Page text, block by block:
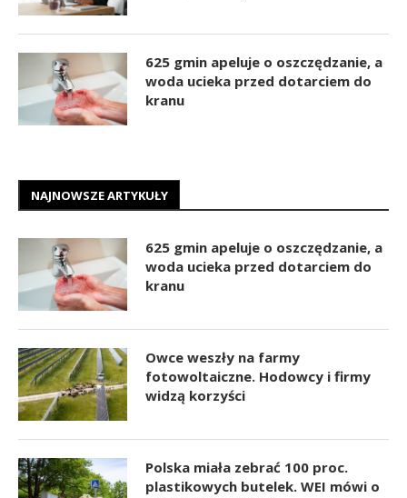
625 gmin apeluje o oszczędzanie, a
woda ucieka przed dotarciem do
kranu
NAJNOWSZE ARTYKUŁY
625 gmin apeluje o oszczędzanie, a
woda ucieka przed dotarciem do
kranu
Owce weszły na farmy
fotowoltaiczne. Hodowcy i firmy
widzą korzyści
Polska miała zebrać 100 proc.
plastikowych butelek. WEI mówi o